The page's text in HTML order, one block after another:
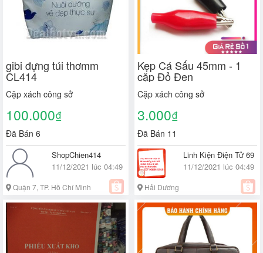
gibi đựng túi thơmm
CL414
Cặp xách công sở
100.000₫
Đã Bán 6
ShopChien414
11/12/2021 lúc 04:49
Quận 7, TP. Hồ Chí Minh
Kẹp Cá Sấu 45mm - 1
cặp Đỏ Đen
Cặp xách công sở
3.000₫
Đã Bán 11
Linh Kiện Điện Tử 69
11/12/2021 lúc 04:49
Hải Dương